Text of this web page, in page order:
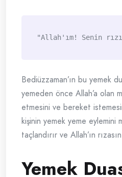
Bediüzzaman’ın bu yemek
yemeden önce Allah’a olan
etmesini ve bereket
kişinin yemek yeme eylemini
taçlandırır ve Allah’ın
Yemek